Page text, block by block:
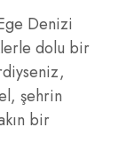
Denizi
dolu bir
şehrin
bir